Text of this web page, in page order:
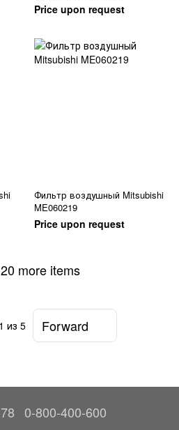
Price upon request
Фильтр воздушный Mitsubishi
ME060219
Price upon request
more items
1 из 5 Forward
0-800-400-600